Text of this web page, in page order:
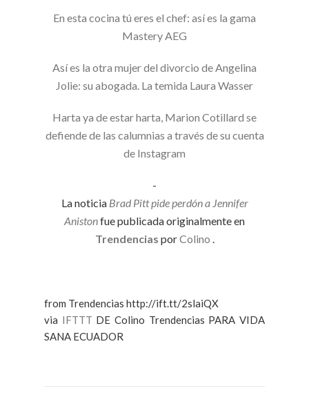
En esta cocina tú eres el chef: así es la gama
Mastery AEG
Así es la otra mujer del divorcio de Angelina
Jolie: su abogada. La temida Laura Wasser
Harta ya de estar harta, Marion Cotillard se
defiende de las calumnias a través de su cuenta
de Instagram
-
La noticia Brad Pitt pide perdón a Jennifer
Anistonfue publicada originalmente en
Trendencias porColino
from Trendencias http://ift.tt/2slaiQX
via IFTTT DE Colino Trendencias PARA VIDA
SANA ECUADOR